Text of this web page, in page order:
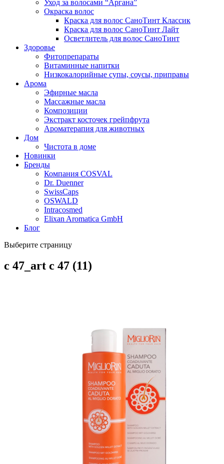
Уход за волосами “Аргана”
Окраска волос
Краска для волос СаноТинт Классик
Краска для волос СаноТинт Лайт
Осветлитель для волос СаноТинт
Здоровье
Фитопрепараты
Витаминные напитки
Низкокалорийные супы, соусы, приправы
Арома
Эфирные масла
Массажные масла
Композиции
Экстракт косточек грейпфрута
Ароматерапия для животных
Дом
Чистота в доме
Новинки
Бренды
Компания COSVAL
Dr. Duenner
SwissCaps
OSWALD
Intracosmed
Elixan Aromatica GmbH
Блог
Выберите страницу
c 47_art c 47 (11)